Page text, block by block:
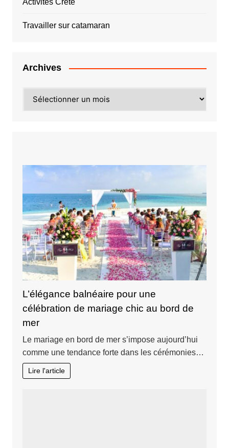
Activités Crète
Travailler sur catamaran
Archives
L’élégance balnéaire pour une
célébration de mariage chic au bord de
mer
Le mariage en bord de mer s’impose aujourd’hui
comme une tendance forte dans les cérémonies…
Lire l'article